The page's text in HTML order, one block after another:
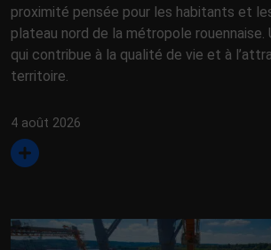
proximité pensée pour les habitants et
plateau nord de la métropole rouennaise.
qui contribue à la qualité de vie et à
territoire.
4 août 2026